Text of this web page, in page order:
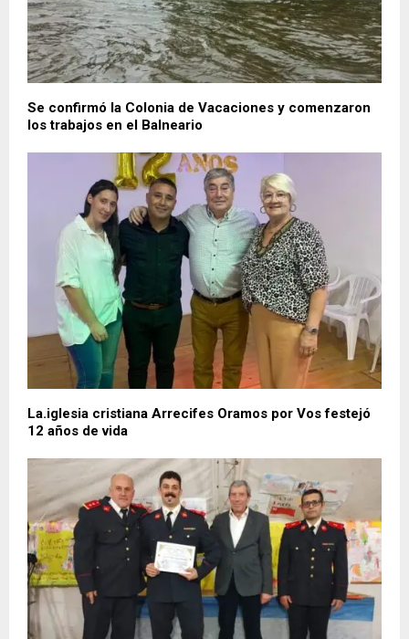
Se confirmó la Colonia de Vacaciones y comenzaron
los trabajos en el Balneario
La.iglesia cristiana Arrecifes Oramos por Vos festejó
12 años de vida